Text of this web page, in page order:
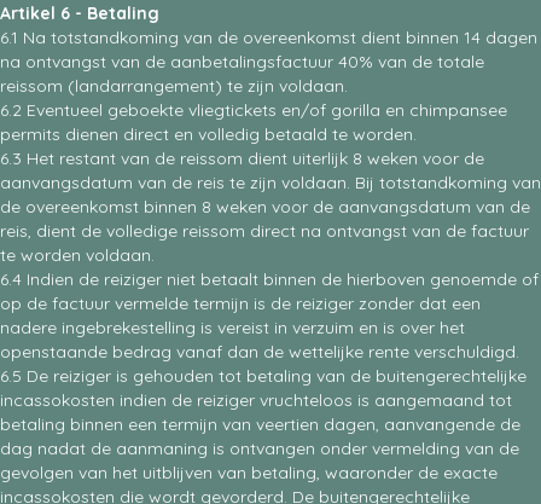
Artikel 6 - Betaling
6.1 Na totstandkoming van de overeenkomst dient binnen 14 dagen
na ontvangst van de aanbetalingsfactuur 40% van de totale
reissom (landarrangement) te zijn voldaan.
6.2 Eventueel geboekte vliegtickets en/of gorilla en chimpansee
permits dienen direct en volledig betaald te worden.
6.3 Het restant van de reissom dient uiterlijk 8 weken voor de
aanvangsdatum van de reis te zijn voldaan. Bij totstandkoming van
de overeenkomst binnen 8 weken voor de aanvangsdatum van de
reis, dient de volledige reissom direct na ontvangst van de factuur
te worden voldaan.
6.4 Indien de reiziger niet betaalt binnen de hierboven genoemde of
op de factuur vermelde termijn is de reiziger zonder dat een
nadere ingebrekestelling is vereist in verzuim en is over het
openstaande bedrag vanaf dan de wettelijke rente verschuldigd.
6.5 De reiziger is gehouden tot betaling van de buitengerechtelijke
incassokosten indien de reiziger vruchteloos is aangemaand tot
betaling binnen een termijn van veertien dagen, aanvangende de
dag nadat de aanmaning is ontvangen onder vermelding van de
gevolgen van het uitblijven van betaling, waaronder de exacte
incassokosten die wordt gevorderd. De buitengerechtelijke